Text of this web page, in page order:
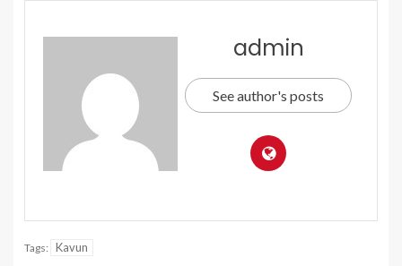
admin
See author's posts
Tags: Kavun